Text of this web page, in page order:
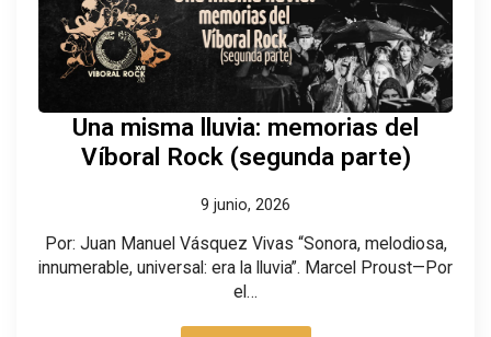
Una misma lluvia: memorias del
Víboral Rock (segunda parte)
9 junio, 2026
Por: Juan Manuel Vásquez Vivas “Sonora, melodiosa,
innumerable, universal: era la lluvia”. Marcel Proust—Por
el…